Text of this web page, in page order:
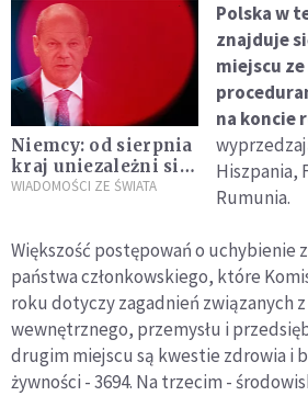
Niemcy: od sierpnia
kraj uniezależni się
od węgla z Rosji, od
WIADOMOŚCI ZE ŚWIATA
Polska w
znajduje
miejscu
na koncie
Hiszpania,
Rumunia.
Większość postępowań o uchybienie
państwa członkowskiego, które
roku dotyczy zagadnień związanych
wewnętrznego, przemysłu i
drugim miejscu są kwestie zdrowia i
żywności - 3694. Na trzecim -